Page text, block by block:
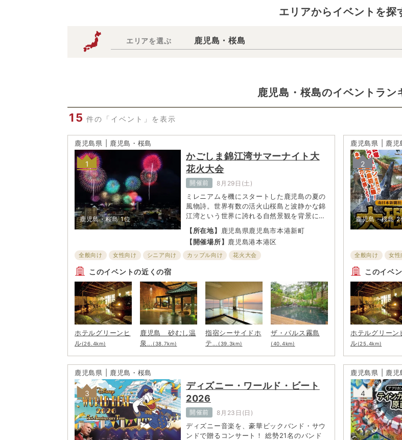
エリアからイベントを探
エリアを選ぶ 鹿児島・桜島
鹿児島・桜島のイベントラン
15 件の「イベント」を表示
鹿児島県 | 鹿児島・桜島
1
鹿児島・桜島 1位
かごしま錦江湾サマーナイト大
花火大会
開催前 8月29日(土)
ミレニアムを機にスタートした鹿児島の夏の
風物詩。世界有数の活火山桜島と波静かな錦
江湾という世界に誇れる自然景観を背景に開
催する九州最大級の花火大会。毎年1尺玉連
発や2尺玉の2発同時打ち上げなどこだわった
演出で、約15,000発の花火が夏の夜空を彩
る。天候による開催の可否については、公式
【所在地】
鹿児島県鹿児島市本港新町
【開催場所】
鹿児島港本港区
全般向け 女性向け シニア向け カップル向け
花火大会
子ども・ファミリー向け
このイベントの近くの宿
ホテルグリーンヒ
ル(26.4km)
鹿児島 砂むし温
泉
...(38.7km)
指宿シーサイドホ
テ
...(39.3km)
ザ・パルス霧島
(40.4km)
鹿児島県 | 鹿児
2
鹿児島・桜島 2
全般向け 女性
子ども・ファミ
このイベ
ホテルグリーン
ル(25.4km)
鹿児島県 | 鹿児島・桜島
3
ディズニー・ワールド・ビート
2026
開催前 8月23日(日)
ディズニー音楽を、豪華ビックバンド・サウ
ンドで贈るコンサート！ 総勢21名のバンド
鹿児島県 | 鹿児
4